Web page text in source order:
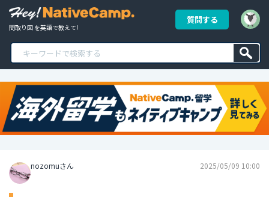
間取り図 を英語で教えて!
質問する
nozomuさん 2025/05/09 10:00